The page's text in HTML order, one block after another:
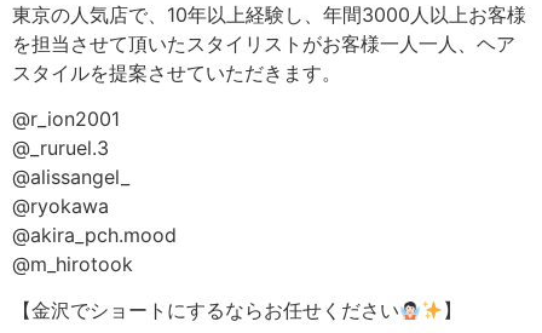
東京の人気店で、10年以上経験し、年間3000人以上お客様
を担当させて頂いたスタイリストがお客様一人一人、ヘア
スタイルを提案させていただきます。
@r_ion2001
@_ruruel.3
@alissangel_
@ryokawa
@akira_pch.mood
@m_hirotook
【金沢でショートにするならお任せください
】